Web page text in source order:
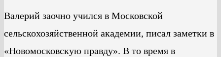
Валерий заочно учился в Московской
сельскохозяйственной академии, писал заметки в
«Новомосковскую правду». В то время в